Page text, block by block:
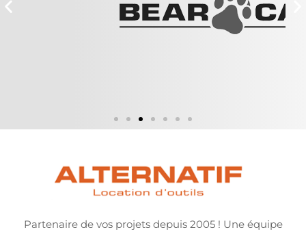
Partenaire de vos projets depuis 2005 ! Une équipe